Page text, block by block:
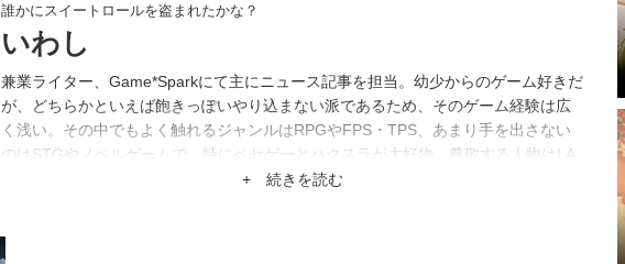
誰かにスイートロールを盗まれたかな？
いわし
兼業ライター、Game*Sparkにて主にニュース記事を担当。幼少からのゲーム好きだ
が、どちらかといえば飽きっぽいやり込まない派であるため、そのゲーム経験は広
く浅い。その中でもよく触れるジャンルはRPGやFPS・TPS、あまり手を出さない
のはSTGやノベルゲームで、特にベセゲーとハクスラが大好物。尊敬する人物はLA
+ 続きを読む